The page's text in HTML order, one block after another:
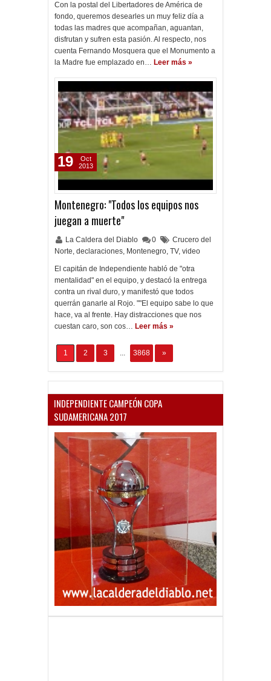
Con la postal del Libertadores de América de
fondo, queremos desearles un muy feliz día a
todas las madres que acompañan, aguantan,
disfrutan y sufren esta pasión. Al respecto, nos
cuenta Fernando Mosquera que el Monumento a
la Madre fue emplazado en… Leer más »
Montenegro: "Todos los equipos nos
juegan a muerte"
La Caldera del Diablo 0
Crucero del
Norte, declaraciones, Montenegro, TV, video
El capitán de Independiente habló de "otra
mentalidad" en el equipo, y destacó la entrega
contra un rival duro, y manifestó que todos
querrán ganarle al Rojo. ""El equipo sabe lo que
hace, va al frente. Hay distracciones que nos
cuestan caro, son cos… Leer más »
19
Oct
2013
1 2 3 ... 3868 »
INDEPENDIENTE CAMPEÓN COPA
SUDAMERICANA 2017